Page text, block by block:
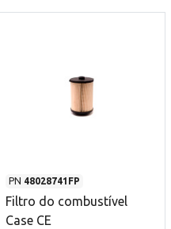
PN 48028741FP
Filtro do combustível
Case CE